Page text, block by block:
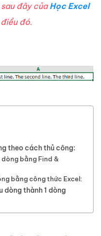
đây củaHọc Excel
đó.
theo cách thủ công:
bằng Find &
bằng công thức Excel:
dòng thành 1 dòng